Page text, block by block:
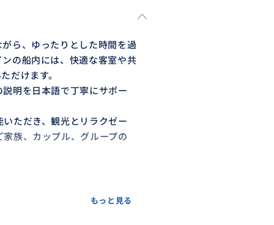
ら、ゆったりとした時間を過
の船内には、快適な客室や共
だけます。
明を日本語で丁寧にサポー
ただき、観光とリラクゼー
族、カップル、グループの
もっと見る